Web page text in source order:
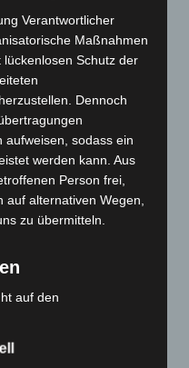
Verantwortlicher
Maßnahmen
Schutz der
Dennoch
aufweisen, sodass ein
werden kann. Aus
Person frei,
alternativen Wegen,
zu übermitteln.
auf den
der Datenschutz-
wurden. Unsere